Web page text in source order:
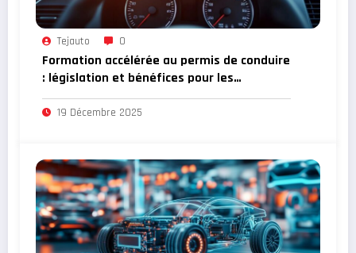
Tejauto 0
Formation accélérée au permis de conduire
: législation et bénéfices pour les
apprenants en difficulté
19 Décembre 2025